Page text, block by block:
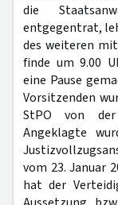
die
entgegentrat,
des weiteren
finde um 9.00
eine Pause
Vorsitzenden
StPO von
Angeklagte
vom 23. Januar
hat der